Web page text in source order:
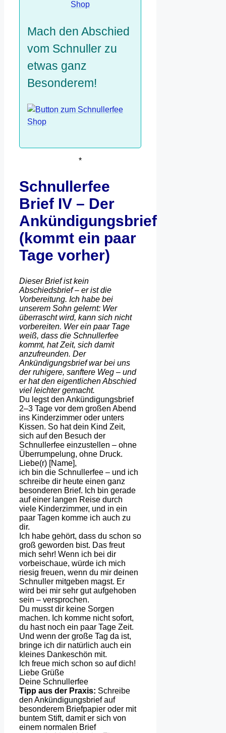
Mach den Abschied
vom Schnuller zu
etwas ganz
Besonderem!
*
Schnullerfee
Brief IV – Der
Ankündigungsbrief
(kommt ein paar
Tage vorher)
Dieser Brief ist kein
Abschiedsbrief – er ist die
Vorbereitung. Ich habe bei
unserem Sohn gelernt: Wer
überrascht wird, kann sich nicht
vorbereiten. Wer ein paar Tage
weiß, dass die Schnullerfee
kommt, hat Zeit, sich damit
anzufreunden. Der
Ankündigungsbrief war bei uns
der ruhigere, sanftere Weg – und
er hat den eigentlichen Abschied
viel leichter gemacht.
Du legst den Ankündigungsbrief
2–3 Tage vor dem großen Abend
ins Kinderzimmer oder unters
Kissen. So hat dein Kind Zeit,
sich auf den Besuch der
Schnullerfee einzustellen – ohne
Überrumpelung, ohne Druck.
Liebe(r) [Name],
ich bin die Schnullerfee – und ich
schreibe dir heute einen ganz
besonderen Brief. Ich bin gerade
auf einer langen Reise durch
viele Kinderzimmer, und in ein
paar Tagen komme ich auch zu
dir.
Ich habe gehört, dass du schon so
groß geworden bist. Das freut
mich sehr! Wenn ich bei dir
vorbeischaue, würde ich mich
riesig freuen, wenn du mir deinen
Schnuller mitgeben magst. Er
wird bei mir sehr gut aufgehoben
sein – versprochen.
Du musst dir keine Sorgen
machen. Ich komme nicht sofort,
du hast noch ein paar Tage Zeit.
Und wenn der große Tag da ist,
bringe ich dir natürlich auch ein
kleines Dankeschön mit.
Ich freue mich schon so auf dich!
Liebe Grüße
Deine Schnullerfee
Tipp aus der Praxis: Schreibe
den Ankündigungsbrief auf
besonderem Briefpapier oder mit
buntem Stift, damit er sich von
einem normalen Brief